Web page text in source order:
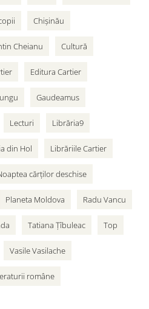
Chișinău
Cheianu Cultură
Editura Cartier
Gaudeamus
Lecturi Librăria9
din Hol Librăriile Cartier
cărților deschise
Planeta Moldova Radu Vancu
Tatiana Țîbuleac Top
Vasile Vasilache
române